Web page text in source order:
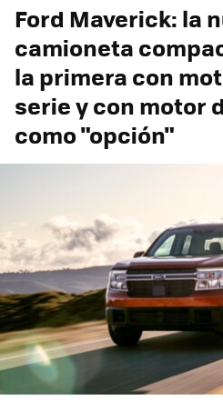
Ford Maverick: la
camioneta
la primera con
serie y con motor
como "opción"